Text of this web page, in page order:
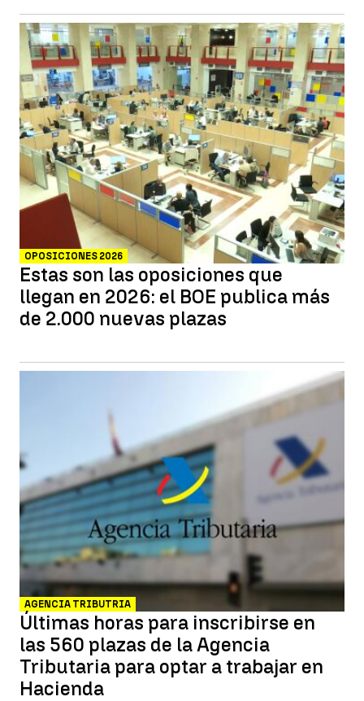
OPOSICIONES 2026
Estas son las oposiciones que
llegan en 2026: el BOE publica más
de 2.000 nuevas plazas
AGENCIA TRIBUTRIA
Últimas horas para inscribirse en
las 560 plazas de la Agencia
Tributaria para optar a trabajar en
Hacienda